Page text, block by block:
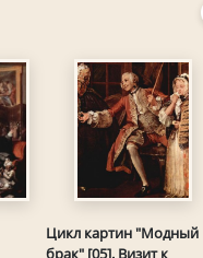
Цикл картин "Модный
брак" [05]. Визит к